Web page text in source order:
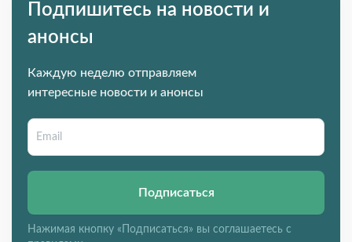
Подпишитесь на новости и
анонсы
Каждую неделю отправляем
интересные новости и анонсы
Подписаться
Нажимая кнопку «Подписаться» вы соглашаетесь с